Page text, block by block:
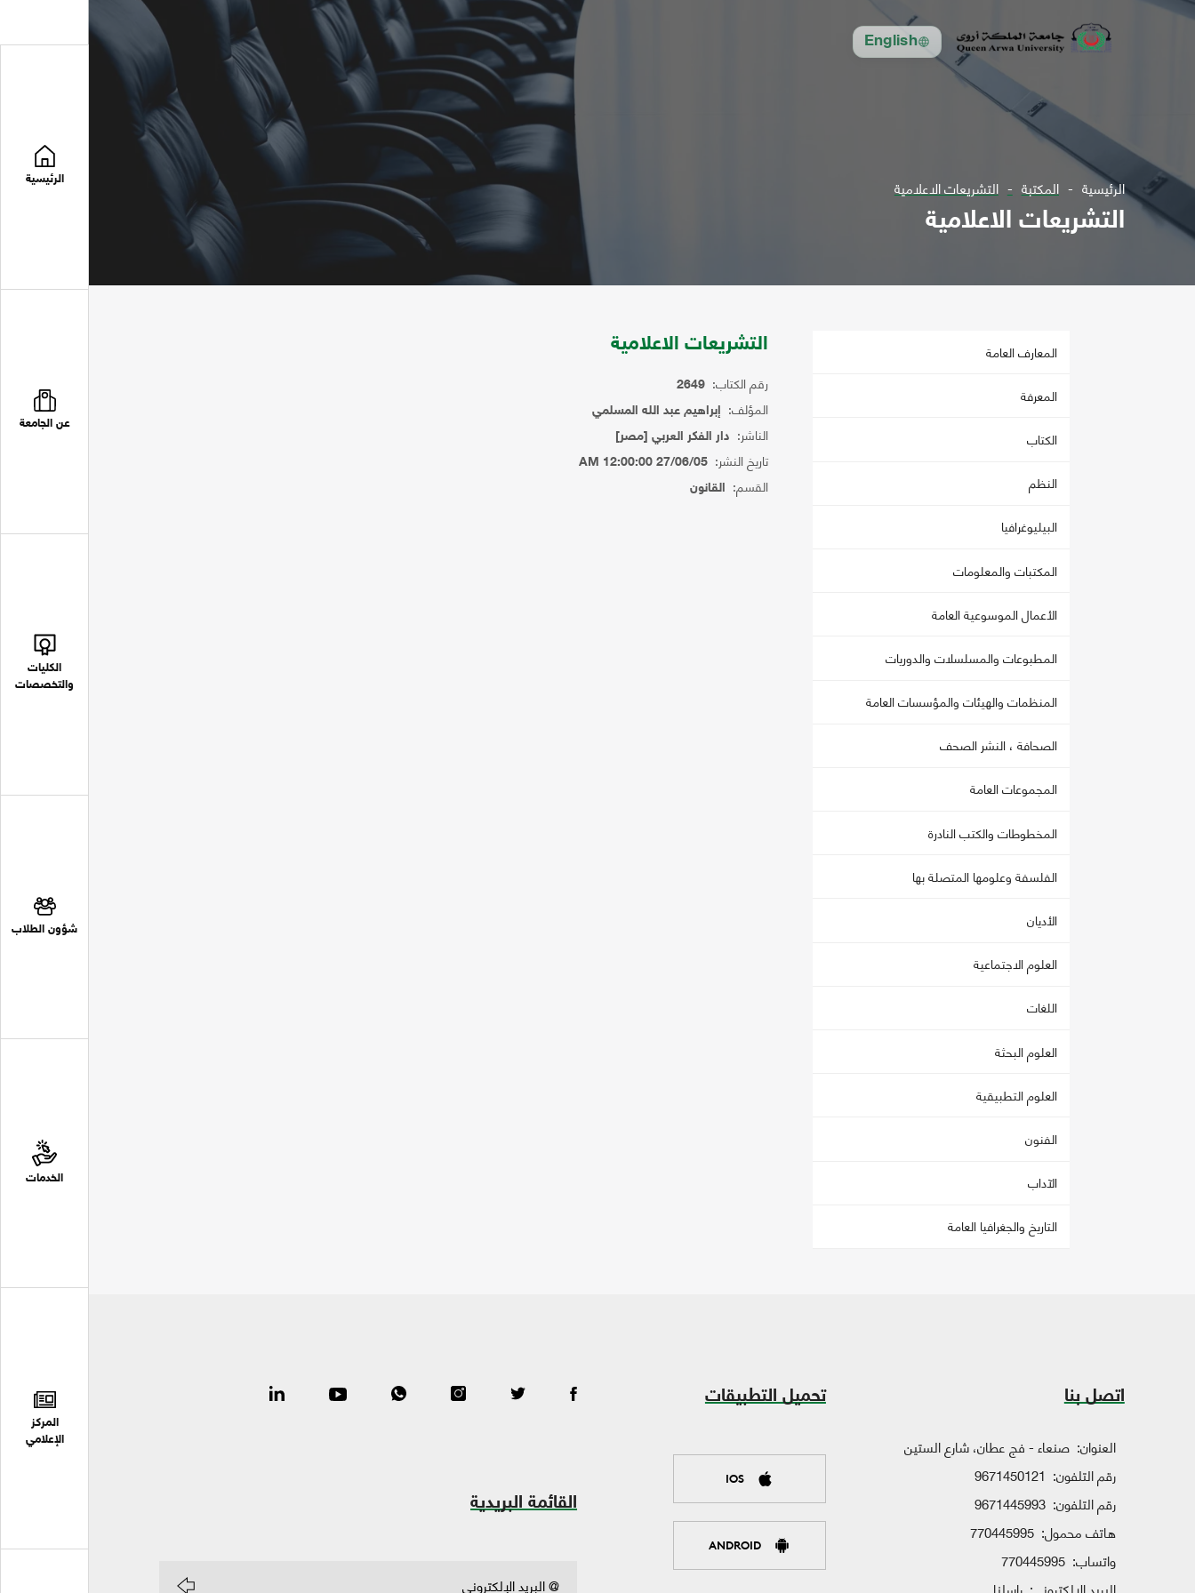
English
الرئيسية
عن الجامعة
الكليات
والتخصصات
شؤون الطلاب
الخدمات
المركز
الإعلامي
الرئيسية المكتبة التشريعات الاعلامية
التشريعات الاعلامية
المعارف العامة
المعرفة
الكتاب
النظم
البيليوغرافيا
المكتبات والمعلومات
الأعمال الموسوعية العامة
المطبوعات والمسلسلات والدوريات
المنظمات والهيئات والمؤسسات العامة
الصحافة ، النشر الصحف
المجموعات العامة
المخطوطات والكتب النادرة
الفلسفة وعلومها المتصلة بها
الأديان
العلوم الاجتماعية
اللغات
العلوم البحثة
العلوم التطبيقية
الفنون
الآداب
التاريخ والجغرافيا العامة
التشريعات الاعلامية
رقم الكتاب: 2649
المؤلف: إبراهيم عبد الله المسلمي
الناشر: دار الفكر العربي [مصر]
تاريخ النشر: 27/06/05 12:00:00 AM
القسم: القانون
اتصل بنا
العنوان: صنعاء - فج عطان، شارع الستين
رقم التلفون: 9671450121
رقم التلفون: 9671445993
هاتف محمول: 770445995
واتساب: 770445995
تحميل التطبيقات
IOS
ANDROID
القائمة البريدية